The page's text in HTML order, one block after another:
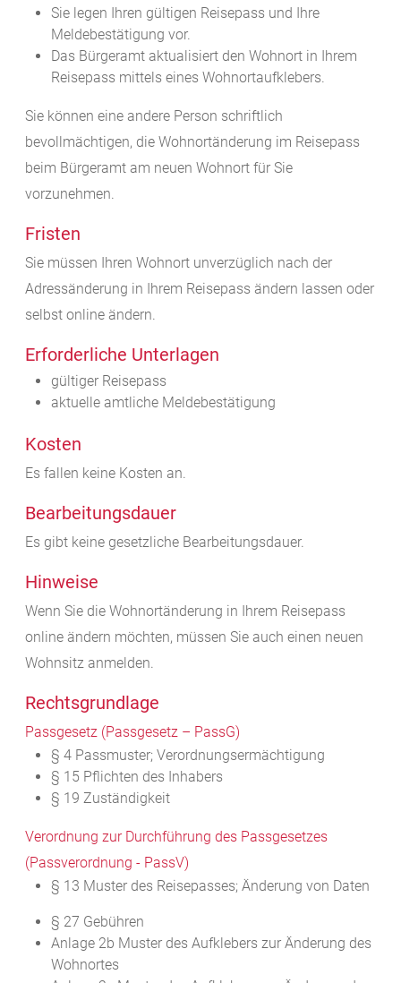
Sie legen Ihren gültigen Reisepass und Ihre
Meldebestätigung vor.
Das Bürgeramt aktualisiert den Wohnort in Ihrem
Reisepassmittels eines Wohnortaufklebers.
Sie können eine andere Person schriftlich
bevollmächtigen, die Wohnortänderung im Reisepass
beim Bürgeramt am neuen Wohnort für Sie
vorzunehmen.
Fristen
Sie müssen Ihren Wohnort unverzüglich nach der
Adressänderung in Ihrem Reisepass ändern lassen oder
selbst online ändern.
Erforderliche Unterlagen
gültiger Reisepass
aktuelle amtliche Meldebestätigung
Kosten
Es fallen keine Kosten an.
Bearbeitungsdauer
Es gibt keine gesetzliche Bearbeitungsdauer.
Hinweise
Wenn Sie die Wohnortänderung in Ihrem Reisepass
online ändern möchten, müssen Sie auch einen neuen
Wohnsitz anmelden.
Rechtsgrundlage
Passgesetz (Passgesetz – PassG)
§ 4 Passmuster; Verordnungsermächtigung
§ 15 Pflichten des Inhabers
§ 19 Zuständigkeit
Verordnung zur Durchführung des Passgesetzes
(Passverordnung - PassV)
§ 13 Muster des Reisepasses; Änderung von Daten
§ 27 Gebühren
Anlage 2b Muster des Aufklebers zur Änderung des
Wohnortes